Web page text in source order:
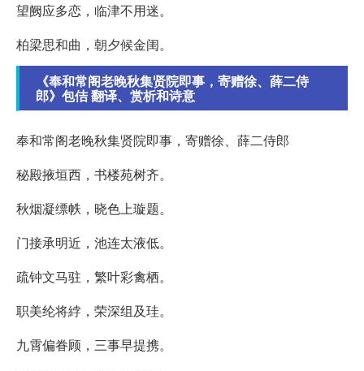
望阙应多恋，临津不用迷。
柏梁思和曲，朝夕候金闺。
《奉和常阁老晚秋集贤院即事，寄赠徐、薛二侍
郎》包佶 翻译、赏析和诗意
奉和常阁老晚秋集贤院即事，寄赠徐、薛二侍郎
秘殿掖垣西，书楼苑树齐。
秋烟凝缥帙，晓色上璇题。
门接承明近，池连太液低。
疏钟文马驻，繁叶彩禽栖。
职美纶将綍，荣深组及珪。
九霄偏眷顾，三事早提携。